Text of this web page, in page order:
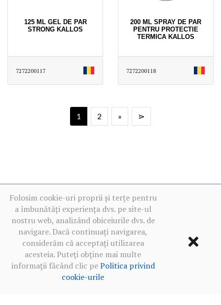
125 ML GEL DE PAR
STRONG KALLOS
7272200117
200 ML SPRAY DE PAR
PENTRU PROTECTIE
TERMICA KALLOS
7272200118
1 2 » ⋗
Folosim cookie-uri proprii și terțe pentru
a îmbunătăți experiența dvs. pe site-ul
nostru web, analizând obiceiurile dvs. de
navigare. Dacă continuați navigarea,
considerăm că acceptați utilizarea
acesteia. Puteți obține mai multe
informații făcând clic pePolitica privind
cookie-urile